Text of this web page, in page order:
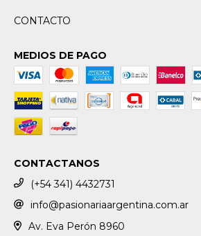
CONTACTO
MEDIOS DE PAGO
CONTACTANOS
(+54 341) 4432731
info@pasionariaargentina.com.ar
Av. Eva Perón 8960